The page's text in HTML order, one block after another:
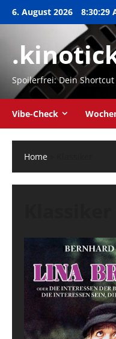
Zum6. August 2026 8:30:30
Spoilerfrei: Dein
Vibe-Check
Home